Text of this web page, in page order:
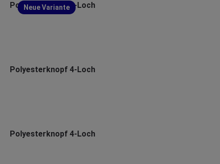
Neue Variante
Polyesterknopf 4-Loch
Polyesterknopf 4-Loch
Polyesterknopf 4-Loch